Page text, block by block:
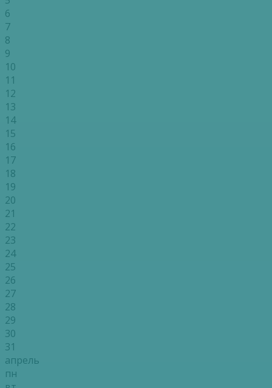
6
7
8
9
10
11
12
13
14
15
16
17
18
19
20
21
22
23
24
25
26
27
28
29
30
31
апрель
пн